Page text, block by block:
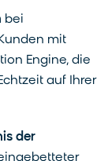
bei
mit
Engine, die
auf Ihrer
der